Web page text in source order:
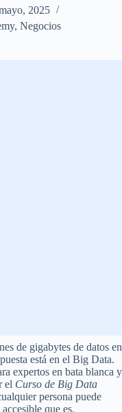
2025
,Negocios
de gigabytes de datos en
está en el Big Data.
expertos en bata blanca y
el Curso de Big Data
persona puede
que es.